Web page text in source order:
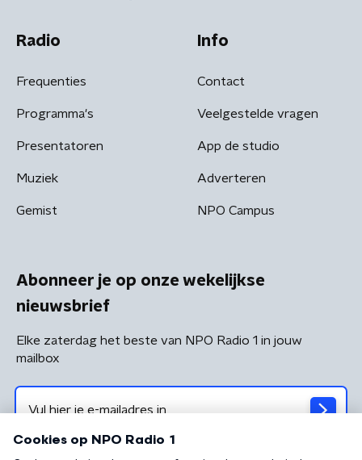
Radio
Frequenties
Programma's
Presentatoren
Muziek
Gemist
Info
Contact
Veelgestelde vragen
App de studio
Adverteren
NPO Campus
Abonneer je op onze wekelijkse
nieuwsbrief
Elke zaterdag het beste van NPO Radio 1 in jouw
mailbox